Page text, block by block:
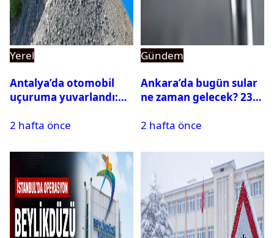
Yerel
Antalya’da otomobil
uçuruma yuvarlandı:
var
2 hafta önce
Gündem
Ankara’da bugün sular
ne zaman gelecek? 23
su kesintisi sorgulama
2 hafta önce